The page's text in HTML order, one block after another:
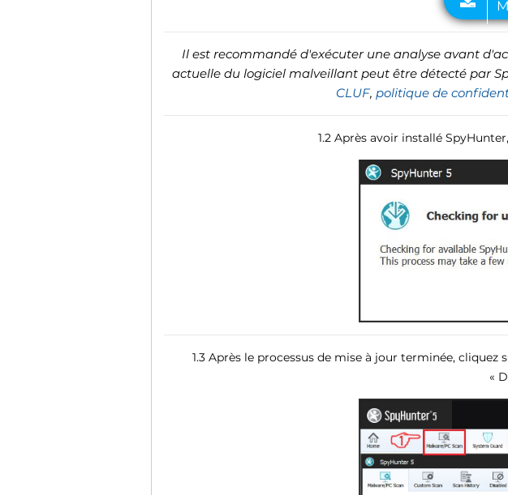
Il est recommandé d'exécuter une analyse avant
actuelle du logiciel malveillant peut être détecté par
CLUF, politique de
1.2 Après avoir installé
1.3 Après le processus de mise à jour terminée,
«